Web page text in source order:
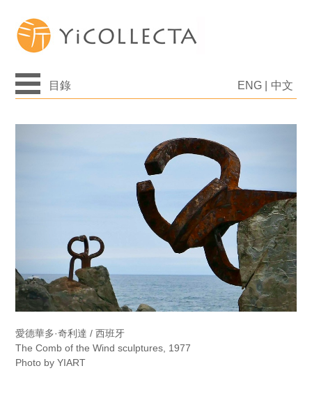
目錄 ENG 中文
愛德華多·奇利達 / 西班牙
The Comb of the Wind sculptures, 1977
Photo by YIART